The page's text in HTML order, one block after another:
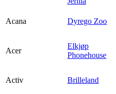
Acana Dyrego Zoo
Acer
Elkjøp
Phonehouse
Activ Brilleland